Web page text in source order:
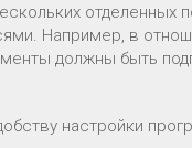
отделенных
Например, в
должны быть
настройки